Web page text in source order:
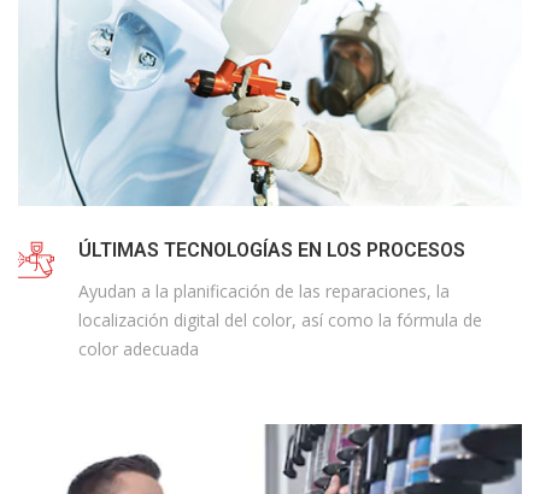
ÚLTIMAS TECNOLOGÍAS EN LOS PROCESOS
Ayudan a la planificación de las reparaciones, la
localización digital del color, así como la fórmula de
color adecuada